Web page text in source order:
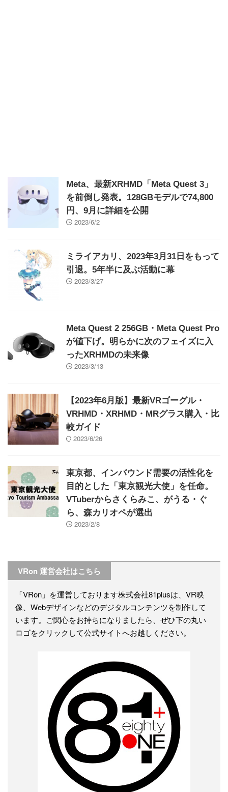
Meta、最新XRHMD「Meta Quest 3」
を前倒し発表。128GBモデルで74,800
円、9月に詳細を公開
2023/6/2
ミライアカリ、2023年3月31日をもって
引退。5年半に及ぶ活動に幕
2023/3/27
Meta Quest 2 256GB・Meta Quest Pro
が値下げ。明らかに次のフェイズに入
ったXRHMDの未来像
2023/3/13
【2023年6月版】最新VRゴーグル・
VRHMD・XRHMD・MRグラス購入・比
較ガイド
2023/6/26
東京都、インバウンド需要の活性化を
目的とした「東京観光大使」を任命。
VTuberからさくらみこ、がうる・ぐ
ら、森カリオペが選出
2023/2/8
VRon 運営会社はこちら
「VRon」を運営しております株式会社81plusは、VR映
像、Webデザインなどのデジタルコンテンツを制作して
います。ご関心をお持ちになりましたら、ぜひ下の丸い
ロゴをクリックして公式サイトへお越しください。